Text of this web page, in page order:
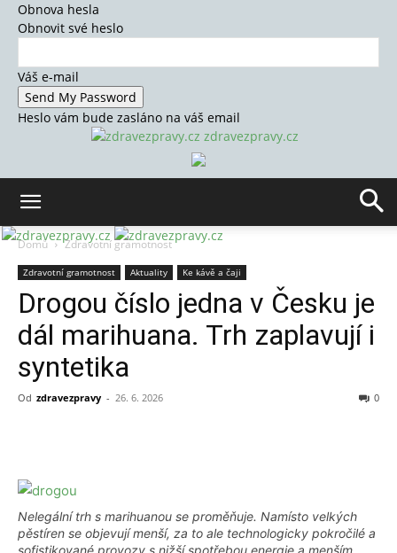
Obnova hesla
Obnovit své heslo
Váš e-mail
Heslo vám bude zasláno na váš email
zdravezpravy.cz
Domů Zdravotní gramotnost
Zdravotní gramotnost Aktuality Ke kávě a čaji
Drogou číslo jedna v Česku je
dál marihuana. Trh zaplavují i
syntetika
Od zdravezpravy - 26. 6. 2026 0
Nelegální trh s marihuanou se proměňuje. Namísto velkých
pěstíren se objevují menší, za to ale technologicky pokročilé a
sofistikované provozy s nižší spotřebou energie a menším